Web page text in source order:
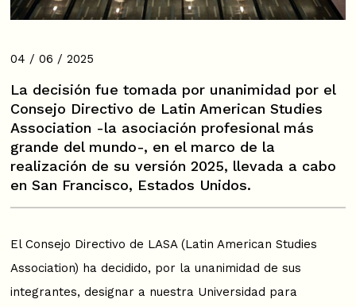
04 / 06 / 2025
La decisión fue tomada por unanimidad por el
Consejo Directivo de Latin American Studies
Association -la asociación profesional más
grande del mundo-, en el marco de la
realización de su versión 2025, llevada a cabo
en San Francisco, Estados Unidos.
El Consejo Directivo de LASA (Latin American Studies
Association) ha decidido, por la unanimidad de sus
integrantes, designar a nuestra Universidad para